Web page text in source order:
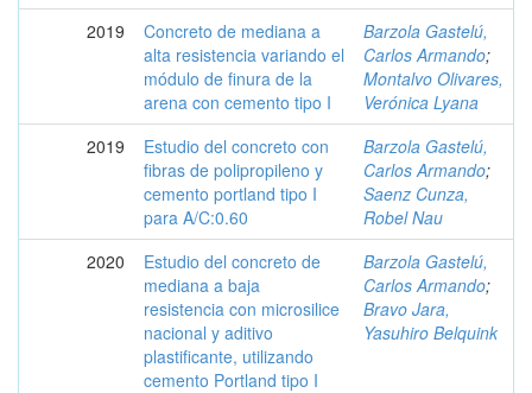
2019
Concreto de mediana a
alta resistencia variando el
módulo de finura de la
arena con cemento tipo I
Barzola Gastelú,
Carlos Armando;
Montalvo Olivares,
Verónica Lyana
2019
Estudio del concreto con
fibras de polipropileno y
cemento portland tipo I
para A/C:0.60
Barzola Gastelú,
Carlos Armando;
Saenz Cunza,
Robel Nau
2020
Estudio del concreto de
mediana a baja
resistencia con microsilice
nacional y aditivo
plastificante, utilizando
cemento Portland tipo I
Barzola Gastelú,
Carlos Armando;
Bravo Jara,
Yasuhiro Belquink